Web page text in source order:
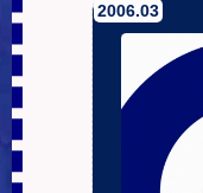
2006.03